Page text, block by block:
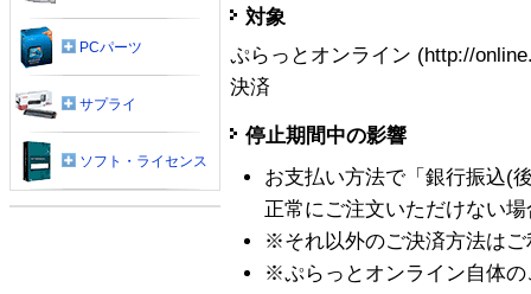
対象
ぷらっとオンライン (http://
決済
停止期間中の影響
お支払い方法で「銀行振込(
正常にご注文いただけない
※それ以外のご決済方法はご
※ぷらっとオンライン自体
PCパーツ
サプライ
ソフト・ライセンス